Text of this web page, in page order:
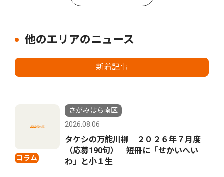
他のエリアのニュース
新着記事
コラム
さがみはら南区
2026.08.06
タケシの万能川柳 ２０２６年７月度
（応募190句） 短冊に「せかいへい
わ」と小１生